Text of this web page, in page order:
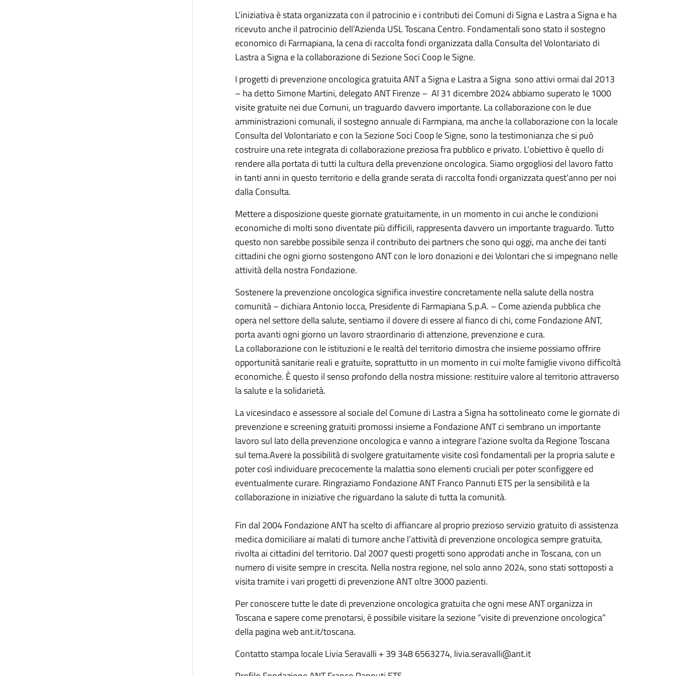
L’iniziativa è stata organizzata con il patrocinio e i contributi dei Comuni di Signa e Lastra a Signa e ha
ricevuto anche il patrocinio dell’Azienda USL Toscana Centro. Fondamentali sono stato il sostegno
economico di Farmapiana, la cena di raccolta fondi organizzata dalla Consulta del Volontariato di
Lastra a Signa e la collaborazione di Sezione Soci Coop le Signe.
I progetti di prevenzione oncologica gratuita ANT a Signa e Lastra a Signa sono attivi ormai dal 2013
– ha detto Simone Martini, delegato ANT Firenze – Al 31 dicembre 2024 abbiamo superato le 1000
visite gratuite nei due Comuni, un traguardo davvero importante. La collaborazione con le due
amministrazioni comunali, il sostegno annuale di Farmpiana, ma anche la collaborazione con la locale
Consulta del Volontariato e con la Sezione Soci Coop le Signe, sono la testimonianza che si può
costruire una rete integrata di collaborazione preziosa fra pubblico e privato. L’obiettivo è quello di
rendere alla portata di tutti la cultura della prevenzione oncologica. Siamo orgogliosi del lavoro fatto
in tanti anni in questo territorio e della grande serata di raccolta fondi organizzata quest’anno per noi
dalla Consulta.
Mettere a disposizione queste giornate gratuitamente, in un momento in cui anche le condizioni
economiche di molti sono diventate più difficili, rappresenta davvero un importante traguardo. Tutto
questo non sarebbe possibile senza il contributo dei partners che sono qui oggi, ma anche dei tanti
cittadini che ogni giorno sostengono ANT con le loro donazioni e dei Volontari che si impegnano nelle
attività della nostra Fondazione.
Sostenere la prevenzione oncologica significa investire concretamente nella salute della nostra
comunità – dichiara Antonio Iocca, Presidente di Farmapiana S.p.A. – Come azienda pubblica che
opera nel settore della salute, sentiamo il dovere di essere al fianco di chi, come Fondazione ANT,
porta avanti ogni giorno un lavoro straordinario di attenzione, prevenzione e cura.
La collaborazione con le istituzioni e le realtà del territorio dimostra che insieme possiamo offrire
opportunità sanitarie reali e gratuite, soprattutto in un momento in cui molte famiglie vivono difficoltà
economiche. È questo il senso profondo della nostra missione: restituire valore al territorio attraverso
la salute e la solidarietà.
La vicesindaco e assessore al sociale del Comune di Lastra a Signa ha sottolineato come le giornate di
prevenzione e screening gratuiti promossi insieme a Fondazione ANT ci sembrano un importante
lavoro sul lato della prevenzione oncologica e vanno a integrare l'azione svolta da Regione Toscana
sul tema.Avere la possibilità di svolgere gratuitamente visite così fondamentali per la propria salute e
poter così individuare precocemente la malattia sono elementi cruciali per poter sconfiggere ed
eventualmente curare. Ringraziamo Fondazione ANT Franco Pannuti ETS per la sensibilità e la
collaborazione in iniziative che riguardano la salute di tutta la comunità.
Fin dal 2004 Fondazione ANT ha scelto di affiancare al proprio prezioso servizio gratuito di assistenza
medica domiciliare ai malati di tumore anche l’attività di prevenzione oncologica sempre gratuita,
rivolta ai cittadini del territorio. Dal 2007 questi progetti sono approdati anche in Toscana, con un
numero di visite sempre in crescita. Nella nostra regione, nel solo anno 2024, sono stati sottoposti a
visita tramite i vari progetti di prevenzione ANT oltre 3000 pazienti.
Per conoscere tutte le date di prevenzione oncologica gratuita che ogni mese ANT organizza in
Toscana e sapere come prenotarsi, è possibile visitare la sezione “visite di prevenzione oncologica”
della pagina web ant.it/toscana.
Contatto stampa locale Livia Seravalli + 39 348 6563274, livia.seravalli@ant.it